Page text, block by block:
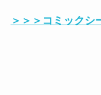
＞＞＞コミックシ